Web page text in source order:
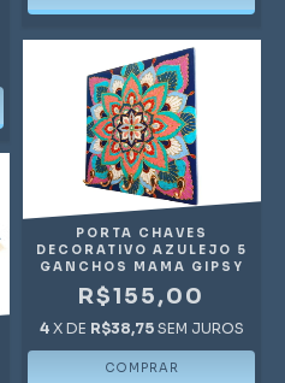
PORTA CHAVES
DECORATIVO AZULEJO 5
GANCHOS MAMA GIPSY
R$155,00
4 X DE R$38,75 SEM JUROS